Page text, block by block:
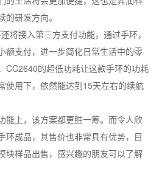
研发方向。
接入第三方支付功能，通过手环，
额支付，进一步简化日常生活中的零
CC2640的超低功耗让这款手环的功耗
使用下，依然能达到15天左右的续航
能上，该方案都更胜一筹。而令人欣
环成品，其售价也非常具有优势，目
块样品出售，感兴趣的朋友可以了解